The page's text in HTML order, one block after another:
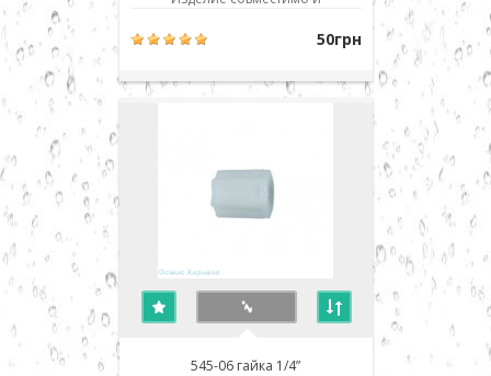
аналогичными деталями и
фильтрами обратного осмоса
Atoll, Filter1, TGI, Raifil, Zepter,
50грн
545-06 гайка 1/4”